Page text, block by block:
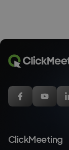
ClickMeeting